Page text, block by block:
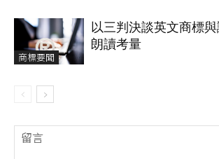
商標要聞
以三判決談英文商標
朗讀考量